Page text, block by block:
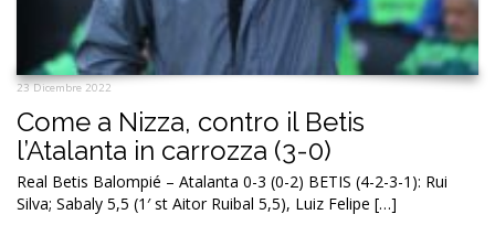
23 Dicembre 2022
Come a Nizza, contro il Betis
l’Atalanta in carrozza (3-0)
Real Betis Balompié – Atalanta 0-3 (0-2) BETIS (4-2-3-1): Rui
Silva; Sabaly 5,5 (1′ st Aitor Ruibal 5,5), Luiz Felipe […]